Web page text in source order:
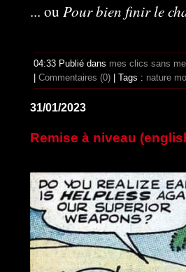
... ou Pour bien finir le
04:33 Publié dans mes clics sans
Commentaires (0) | Tags : nature
31/01/2023
Remise à niveau